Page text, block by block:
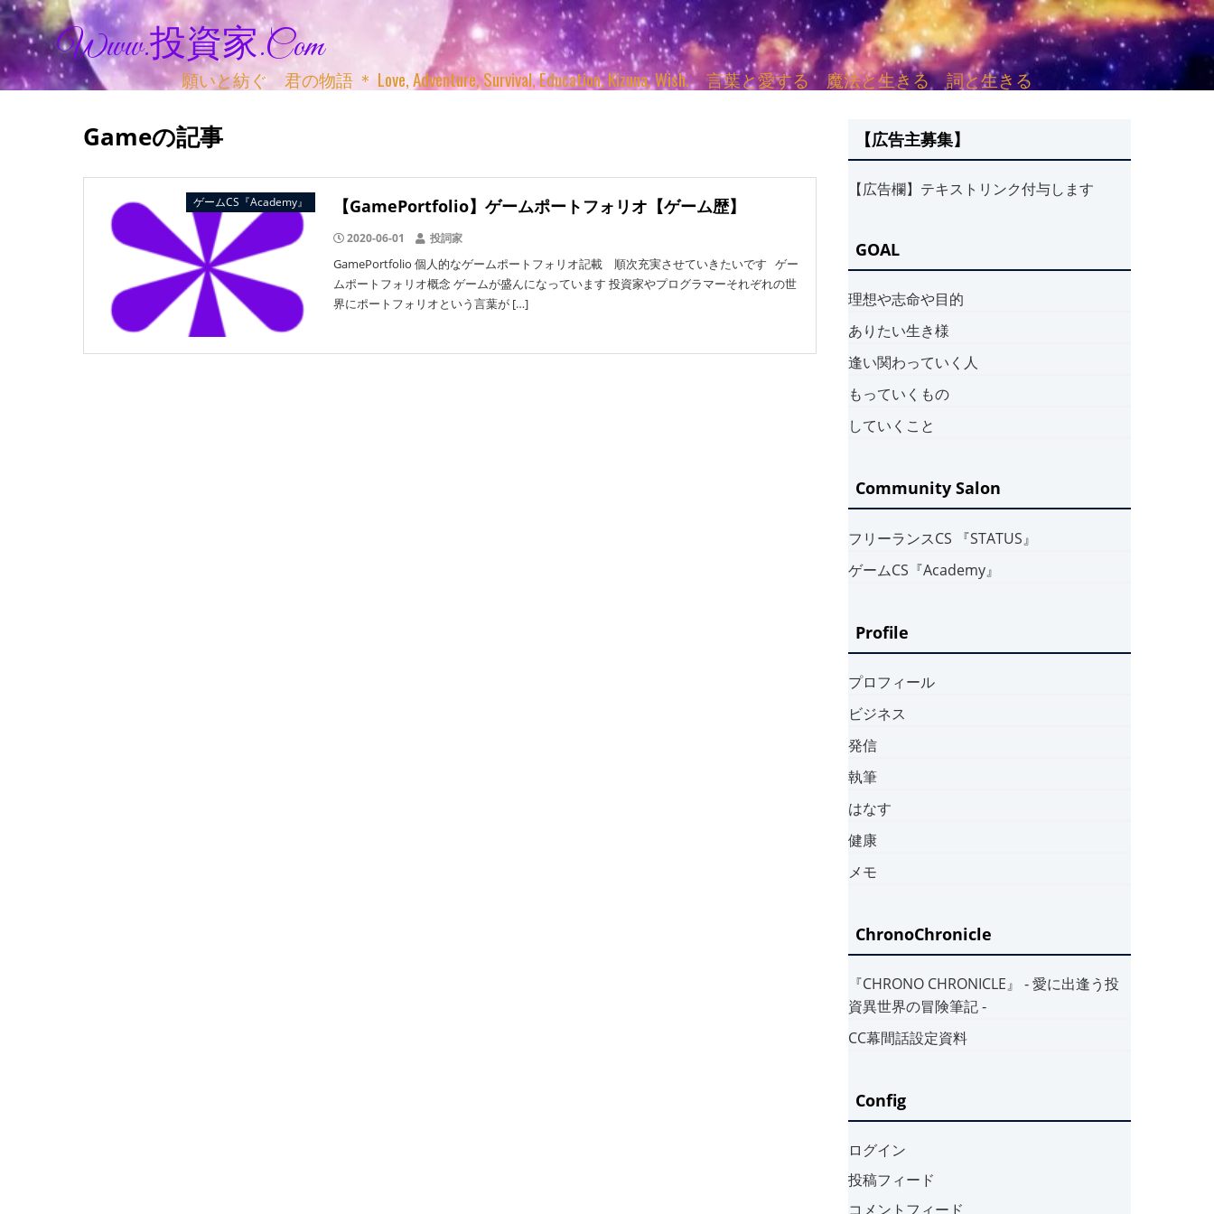
Www.投資家.com
願いと紡ぐ 君の物語 ＊ Love, Adventure, Survival, Education, Kizuna, Wish. 言葉と愛する 魔法と生きる 詞と生きる
Gameの記事
ゲームCS『Academy』 【GamePortfolio】ゲームポートフォリオ【ゲーム歴】
2020-06-01 投詞家
GamePortfolio 個人的なゲームポートフォリオ記載 順次充実させていきたいです ゲー
ムポートフォリオ概念 ゲームが盛んになっています 投資家やプログラマーそれぞれの世
界にポートフォリオという言葉が […]
【広告主募集】
【広告欄】テキストリンク付与します
GOAL
理想や志命や目的
ありたい生き様
逢い関わっていく人
もっていくもの
していくこと
Community Salon
フリーランスCS 『STATUS』
ゲームCS『Academy』
Profile
プロフィール
ビジネス
発信
執筆
はなす
健康
メモ
ChronoChronicle
『CHRONO CHRONICLE』 ‐ 愛に出逢う投
資異世界の冒険筆記 ‐
CC幕間話設定資料
Config
ログイン
投稿フィード
コメントフィード